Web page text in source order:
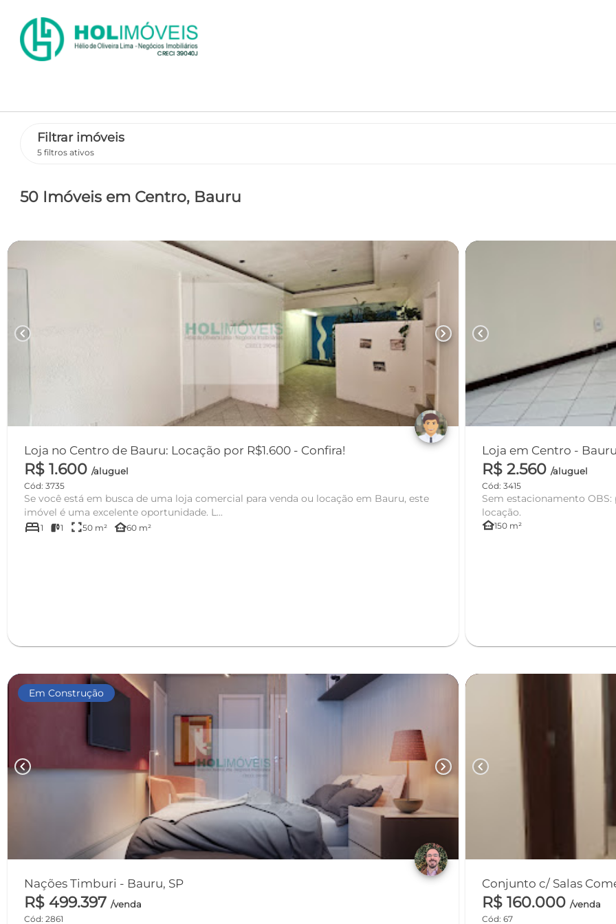
Filtrar imóveis
5 filtros ativos
50 Imóveis em Centro, Bauru
chevron_left chevron_right
Loja no Centro de Bauru: Locação por R$1.600 - Confira!
R$ 1.600 /aluguel
Cód: 3735
Se você está em busca de uma loja comercial para venda ou locação em Bauru, este
imóvel é uma excelente oportunidade. L...
bed1 1 fullscreen50 m² other_houses60 m²
chevron_left
Loja em Centro - Bauru
R$ 2.560/aluguel
Cód: 3415
Sem estacionamento OBS: proprietária paga somente o1º aluguel e administra a
locação.
other_houses150 m²
Em Construção
chevron_left chevron_right
Nações Timburi - Bauru, SP
R$ 499.397 /venda
Cód: 2861
chevron_left
Conjunto c/ Salas
R$ 160.000/venda
Cód: 67